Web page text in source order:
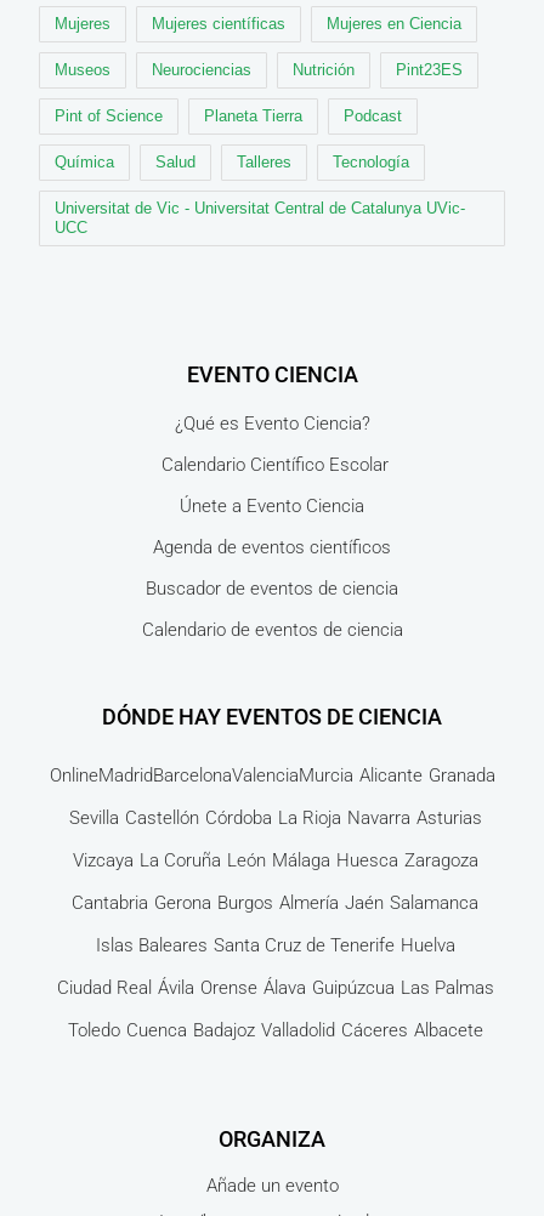
Mujeres Mujeres científicas Mujeres en Ciencia
Museos Neurociencias Nutrición Pint23ES
Pint of Science Planeta Tierra Podcast
Química Salud Talleres Tecnología
Universitat de Vic - Universitat Central de Catalunya UVic-
UCC
EVENTO CIENCIA
¿Qué es Evento Ciencia?
Calendario Científico Escolar
Únete a Evento Ciencia
Agenda de eventos científicos
Buscador de eventos de ciencia
Calendario de eventos de ciencia
DÓNDE HAY EVENTOS DE CIENCIA
OnlineMadridBarcelonaValenciaMurcia Alicante Granada
Sevilla Castellón Córdoba La Rioja Navarra Asturias
Vizcaya La Coruña León Málaga Huesca Zaragoza
Cantabria Gerona Burgos Almería Jaén Salamanca
Islas Baleares Santa Cruz de Tenerife Huelva
Ciudad Real Ávila Orense Álava Guipúzcua Las Palmas
Toledo Cuenca Badajoz Valladolid Cáceres Albacete
ORGANIZA
Añade un evento